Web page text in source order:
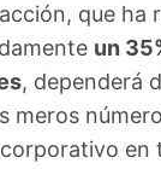
que ha
un
, dependerá
meros
en